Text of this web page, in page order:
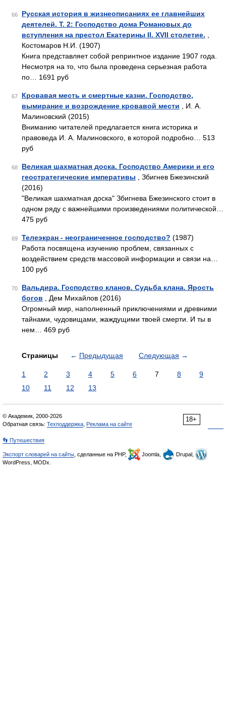
66
Русская история в жизнеописаниях ее главнейших
деятелей. Т. 2: Господство дома Романовых до
вступления на престол Екатерины II. XVII столетие.
Костомаров Н.И. (1907)
Книга представляет собой репринтное издание 1907 года.
Несмотря на то, что была проведена серьезная работа
по… 1691 руб
67
Кровавая месть и смертные казни. Господство,
вымирание и возрождение кровавой мести , И. А.
Малиновский (2015)
Вниманию читателей предлагается книга историка и
правоведа И. А. Малиновского, в которой подробно… 513
руб
68
Великая шахматная доска. Господство Америки и его
геостратегические императивы , Збигнев Бжезинский
(2016)
"Великая шахматная доска" Збигнева Бжезинского стоит в
одном ряду с важнейшими произведениями политической…
475 руб
69 Телеэкран - неограниченное господство? (1987)
Работа посвящена изучению проблем, связанных с
воздействием средств массовой информации и связи на…
100 руб
70
Вальдира. Господство кланов. Судьба клана. Ярость
богов , Дем Михайлов (2016)
Огромный мир, наполненный приключениями и древними
тайнами, чудовищами, жаждущими твоей смерти. И ты в
нем… 469 руб
Страницы ← Предыдущая Следующая →
1 2 3 4 5 6 7 8
9
10
11 12 13
18+
© Академик, 2000-2026
Обратная связь: Техподдержка Реклама на сайте
👣 Путешествия
Экспорт словарей на сайты , сделанные на PHP, Joomla,
Drupal,
WordPress, MODx.